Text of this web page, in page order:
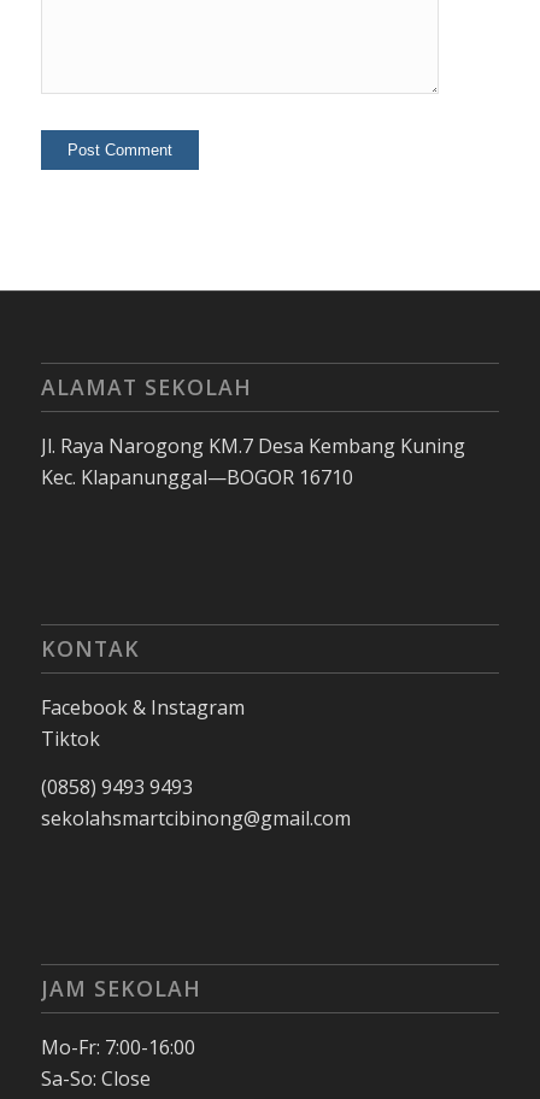
ALAMAT SEKOLAH
Jl. Raya Narogong KM.7 Desa Kembang Kuning
Kec. Klapanunggal—BOGOR 16710
KONTAK
Facebook & Instagram
Tiktok
(0858) 9493 9493
sekolahsmartcibinong@gmail.com
JAM SEKOLAH
Mo-Fr: 7:00-16:00
Sa-So: Close